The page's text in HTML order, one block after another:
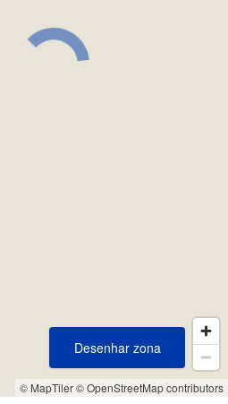
© MapTiler© OpenStreetMap contributors
Desenhar zona
Desenhar zona